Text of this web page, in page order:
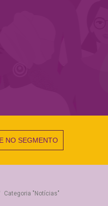
NO SEGMENTO
está aqui:
Categoria "Notícias"